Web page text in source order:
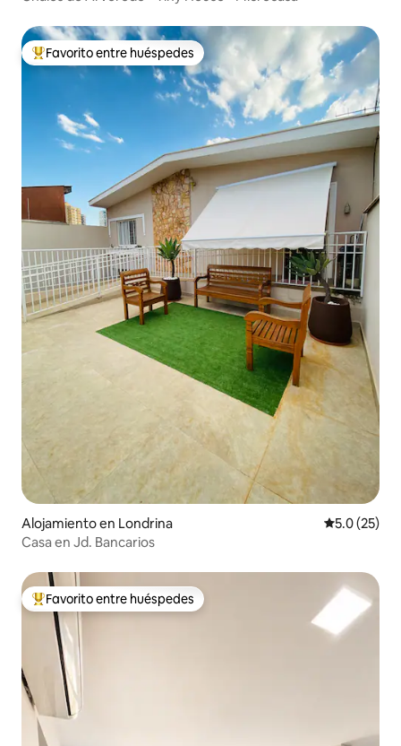
Favorito entre huéspedes preferido
Favorito entre huéspedes
Alojamiento en Londrina Calificación
5.0 (25)
Casa en Jd. Bancarios
Favorito entre huéspedes preferido
Favorito entre huéspedes